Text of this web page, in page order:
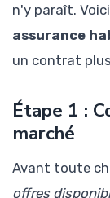
n'y paraît.
assurance
un contrat
Étape 1 :
marché
Avant toute
offres